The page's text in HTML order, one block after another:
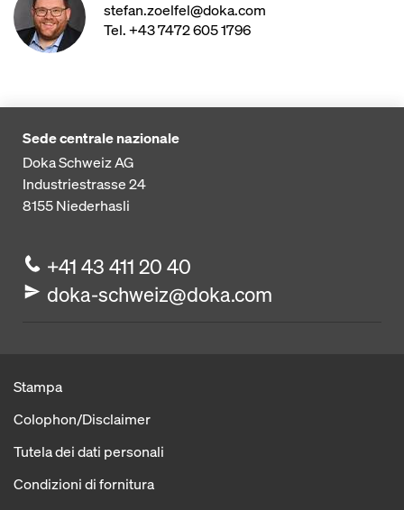
stefan.zoelfel@doka.com
Tel. +43 7472 605 1796
Sede centrale nazionale
Doka Schweiz AG
Industriestrasse 24
8155Niederhasli
+41 43 411 20 40
doka-schweiz@doka.com
Stampa
Colophon/Disclaimer
Tutela dei dati personali
Condizioni di fornitura